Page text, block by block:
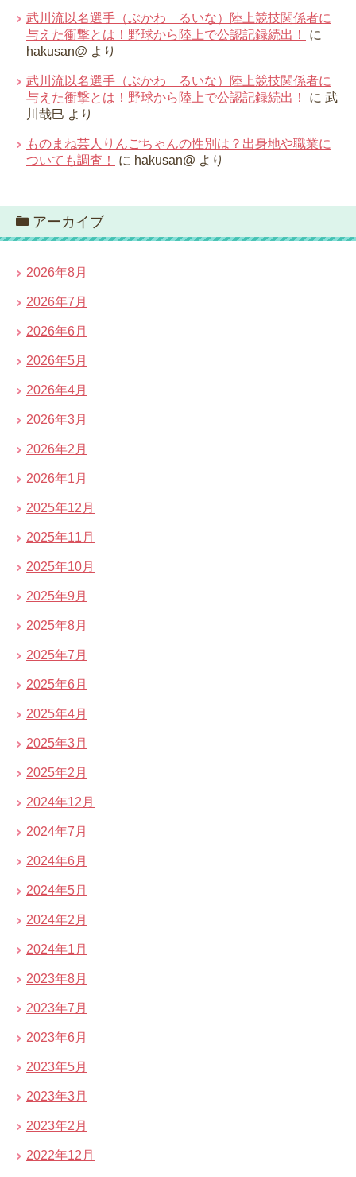
武川流以名選手（ぶかわ るいな）陸上競技関係者に
与えた衝撃とは！野球から陸上で公認記録続出！
に
hakusan@ より
武川流以名選手（ぶかわ るいな）陸上競技関係者に
与えた衝撃とは！野球から陸上で公認記録続出！
に 武
川哉巳 より
ものまね芸人りんごちゃんの性別は？出身地や職業に
ついても調査！
に hakusan@ より
アーカイブ
2026年8月
2026年7月
2026年6月
2026年5月
2026年4月
2026年3月
2026年2月
2026年1月
2025年12月
2025年11月
2025年10月
2025年9月
2025年8月
2025年7月
2025年6月
2025年4月
2025年3月
2025年2月
2024年12月
2024年7月
2024年6月
2024年5月
2024年2月
2024年1月
2023年8月
2023年7月
2023年6月
2023年5月
2023年3月
2023年2月
2022年12月